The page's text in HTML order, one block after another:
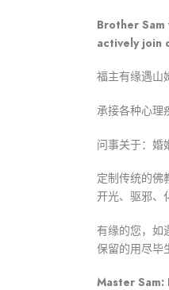
Brother
actively join
福主有缘遇山
承接各种心理
问事关于：婚
定制传统的佛
开光、驱邪、
有缘的您，如
保留的用尽毕
Master